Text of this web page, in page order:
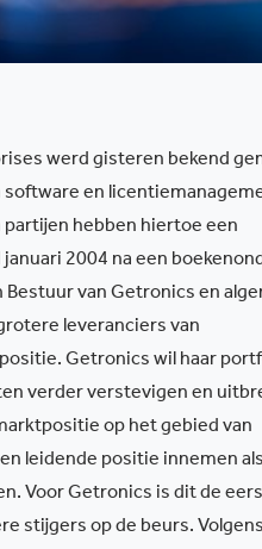
werd gisteren bekend
en
partijen hebben hiertoe een
2004 na een
Bestuur van Getronics en
leveranciers van
Getronics wil haar
verder verstevigen en
op het gebied van
leidende positie innemen
Voor Getronics is dit de
stijgers op de beurs.